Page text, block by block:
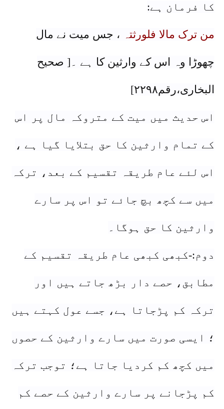
کا فرمان ہے:
من ترک مالا فلورثتہ ، جس میت نے مال
چھوڑا وہ اس کے وارثین کا ہے ۔[ صحیح
البخاری،رقم٢٢٩٨]
اس حدیث میں میت کے متروکہ مال پر اس
کے تمام وارثین کا حق بتلایا گیا ہے ،
اس لئے عام طریقہ تقسیم کے بعد، ترکہ
میں سے کچھ بچ جائے تو اس پر سارے
وارثین کا حق ہوگا۔
دوم:-کبھی کبھی عام طریقہ تقسیم کے
مطابق، حصے دار بڑھ جاتے ہیں اور
ترکہ کم پڑجاتا ہے، جسے عول کہتے ہیں
؛ ایسی صورت میں سارے وارثین کے حصوں
میں کچھ کم کردیا جاتا ہے؛ توجب ترکہ
کم پڑجانے پر سارے وارثین کے حصے کم